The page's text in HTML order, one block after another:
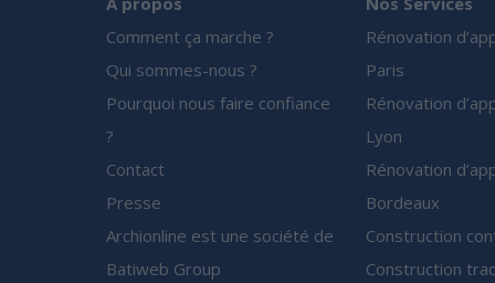
Comment ça marche ?
Qui sommes-nous ?
Pourquoi nous faire confiance
?
Contact
Presse
Archionline est une société de
Batiweb Group
Rénovation
Paris
Rénovation
Lyon
Rénovation
Bordeaux
Construction
Construction